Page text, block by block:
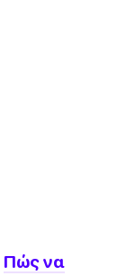
Πώς να